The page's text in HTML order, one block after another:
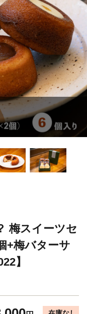
梅スイーツセ
+梅バターサ
】